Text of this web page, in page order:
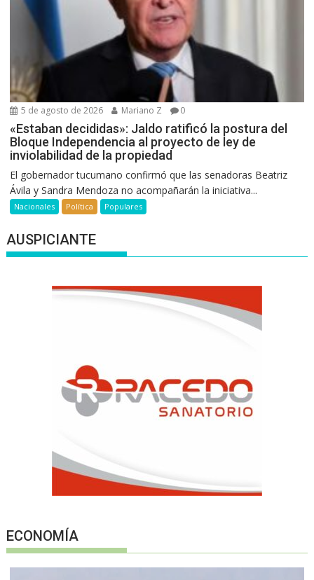
5 de agosto de 2026 Mariano Z 0
«Estaban decididas»: Jaldo ratificó la postura del
Bloque Independencia al proyecto de ley de
inviolabilidad de la propiedad
El gobernador tucumano confirmó que las senadoras Beatriz
Ávila y Sandra Mendoza no acompañarán la iniciativa...
Nacionales Política Populares
AUSPICIANTE
ECONOMÍA